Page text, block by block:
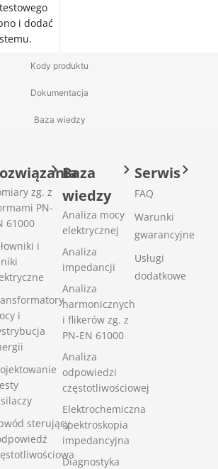
Kody produktu
Dokumentacja
Baza wiedzy
i dodać
zg. z
PN-
61000
i
i
sterujący
Baza
wiedzy
Analiza mocy
elektrycznej
Analiza
impedancji
Analiza
harmonicznych
i flikerów zg. z
PN-EN 61000
Analiza
odpowiedzi
częstotliwościowej
Elektrochemiczna
spektroskopia
impedancyjna
Diagnostyka
Serwis
FAQ
Warunki
gwarancyjne
Usługi
dodatkowe